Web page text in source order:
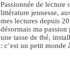
Passionnée de lecture
littérature jeunesse,
mes lectures depuis
désormais ma
une tasse de thé,
: c’est un petit monde